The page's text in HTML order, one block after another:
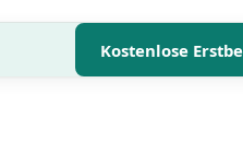
Kostenlose